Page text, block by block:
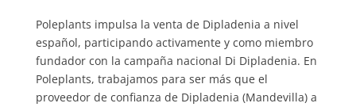
Poleplants impulsa la venta de Dipladenia a nivel
español, participando activamente y como miembro
fundador con la campaña nacional Di Dipladenia. En
Poleplants, trabajamos para ser más que el
proveedor de confianza de Dipladenia (Mandevilla) a